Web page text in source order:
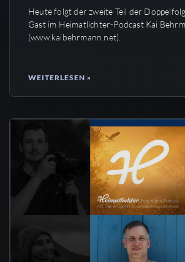
Heute folgt der zweite Teil der
Gast im Heimatlichter-Podcast Kai
(www.kaibehrmann.net).
WEITERLESEN »